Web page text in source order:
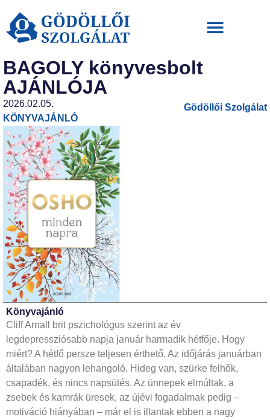
BAGOLY könyvesbolt
AJÁNLÓJA
2026.02.05.
KÖNYVAJÁNLÓ
Gödöllői Szolgálat
Könyvajánló
Cliff Arnall brit pszichológus szerint az év
legdepressziósabb napja január harmadik hétfője. Hogy
miért? A hétfő persze teljesen érthető. Az időjárás januárban
általában nagyon lehangoló. Hideg van, szürke felhők,
csapadék, és nincs napsütés. Az ünnepek elmúltak, a
zsebek és kamrák üresek, az újévi fogadalmak pedig –
motiváció hiányában – már el is illantak ebben a nagy